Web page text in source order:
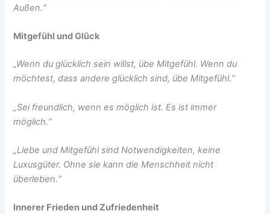
Außen.“
Mitgefühl und Glück
„Wenn du glücklich sein willst, übe Mitgefühl. Wenn du
möchtest, dass andere glücklich sind, übe Mitgefühl.“
„Sei freundlich, wenn es möglich ist. Es ist immer
möglich.“
„Liebe und Mitgefühl sind Notwendigkeiten, keine
Luxusgüter. Ohne sie kann die Menschheit nicht
überleben.“
Innerer Frieden und Zufriedenheit